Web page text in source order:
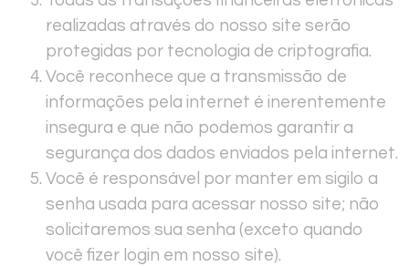
realizadas através do nosso site serão
protegidas por tecnologia de criptografia.
Você reconhece que a transmissão de
informações pela internet é inerentemente
insegura e que não podemos garantir a
segurança dos dados enviados pela internet.
Você é responsável por manter em sigilo a
senha usada para acessar nosso site; não
solicitaremos sua senha (exceto quando
você fizer login em nosso site).